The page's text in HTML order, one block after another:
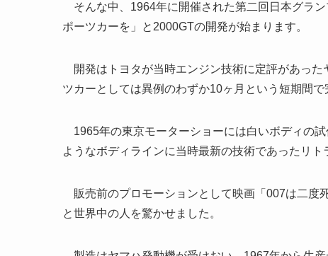
そんな中、1964年に開催された第二回日本グラ
ポーツカーを」と2000GTの開発が始まります。
開発はトヨタが当時エンジン技術に定評があった
ツカーとしては異例のわずか10ヶ月という短期間で
1965年の東京モーターショーには白いボディの
ようなボディラインに当時最新の技術であったリ
販売前のプロモーションとして映画「007は二度
と世界中の人を驚かせました。